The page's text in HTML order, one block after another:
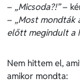
– „Micsoda?!”–
– „Most mondták
előtt megindult a
Nem hittem el,
amikor mondta: